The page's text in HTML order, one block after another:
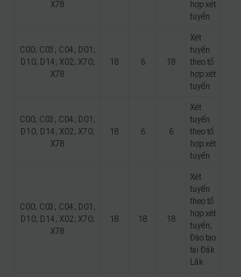
X78
hợp xét
tuyển
C00; C03; C04; D01;
D10; D14; X02; X70;
X78
18 6 18
Xét
tuyển
theo tổ
hợp xét
tuyển
C00; C03; C04; D01;
D10; D14; X02; X70;
X78
18 6 6
Xét
tuyển
theo tổ
hợp xét
tuyển
C00; C03; C04; D01;
D10; D14; X02; X70;
X78
18 18 18
Xét
tuyển
theo tổ
hợp xét
tuyển;
Đào tạo
tại Đắk
Lắk